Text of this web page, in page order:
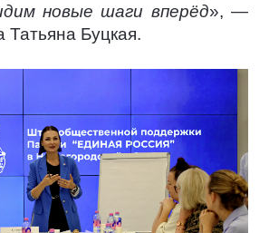
новые шаги вперёд», —
Буцкая.